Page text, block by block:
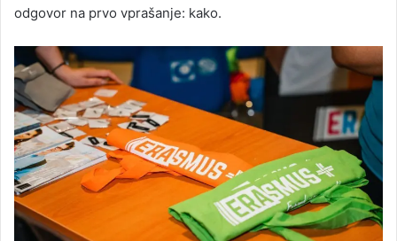
odgovor na prvo vprašanje: kako.